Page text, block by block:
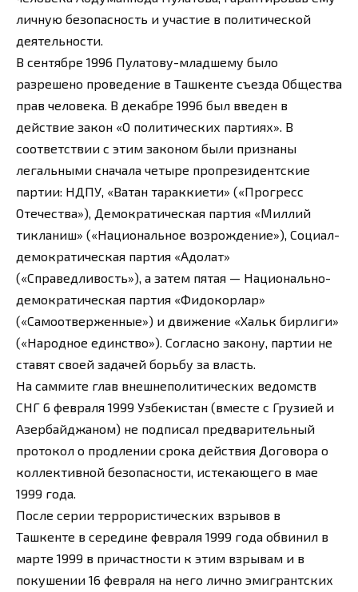
личную безопасность и участие в политической
деятельности.
В сентябре 1996 Пулатову-младшему было
разрешено проведение в Ташкенте съезда Общества
прав человека. В декабре 1996 был введен в
действие закон «О политических партиях». В
соответствии с этим законом были признаны
легальными сначала четыре пропрезидентские
партии: НДПУ, «Ватан тараккиети» («Прогресс
Отечества»), Демократическая партия «Миллий
тикланиш» («Национальное возрождение»), Социал-
демократическая партия «Адолат»
(«Справедливость»), а затем пятая — Национально-
демократическая партия «Фидокорлар»
(«Самоотверженные») и движение «Хальк бирлиги»
(«Народное единство»). Согласно закону, партии не
ставят своей задачей борьбу за власть.
На саммите глав внешнеполитических ведомств
СНГ 6 февраля 1999 Узбекиcтан (вместе с Грузией и
Азербайджаном) не подписал предварительный
протокол о продлении срока действия Договора о
коллективной безопасности, истекающего в мае
1999 года.
После серии террористических взрывов в
Ташкенте в середине февраля 1999 года обвинил в
марте 1999 в причастности к этим взрывам и в
покушении 16 февраля на него лично эмигрантских